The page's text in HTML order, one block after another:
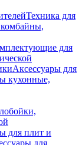
Техника для
для
Аксессуары для
кухонные,
для плит и
для